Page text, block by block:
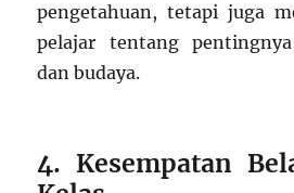
pengetahuan, tetapi juga
pelajar tentang
dan budaya.
4. Kesempatan